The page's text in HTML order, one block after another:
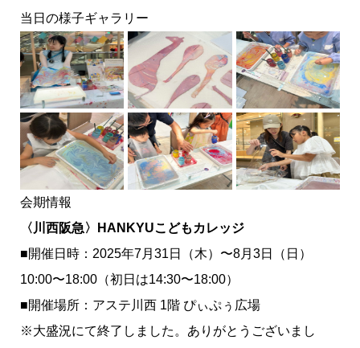
当日の様子ギャラリー
デモンストレーショ
ンも行いました
奇跡的に目ができ
た！！
準備万端でエプロン
をご用意いただける
お客様も！
青色のツートーンカ
合い
しんでいただいてお
り。
会期情報
〈川西阪急〉HANKYUこどもカレッジ
■開催日時：2025年7月31日（木）〜8月3日（日）
10:00〜18:00（初日は14:30〜18:00）
■開催場所：アステ川西 1階 ぴぃぷぅ広場
※大盛況にて終了しました。ありがとうございまし